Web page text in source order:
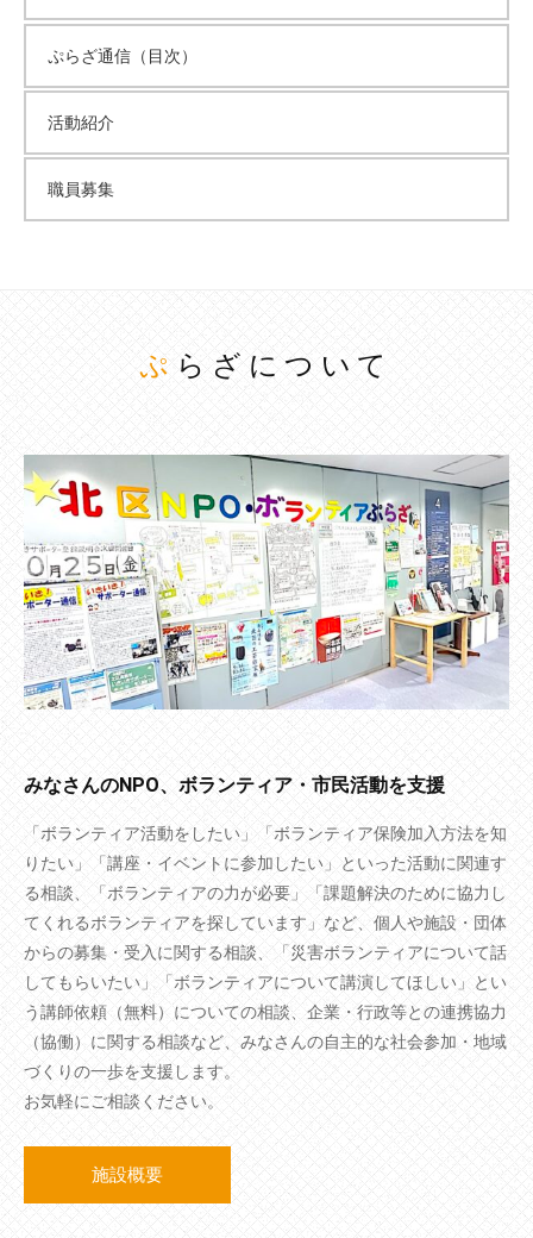
ぷらざ通信（目次）
活動紹介
職員募集
ぷらざについて
みなさんのNPO、ボランティア・市民活動を支援
「ボランティア活動をしたい」「ボランティア保険加入方法を知
りたい」「講座・イベントに参加したい」といった活動に関連す
る相談、「ボランティアの力が必要」「課題解決のために協力し
てくれるボランティアを探しています」など、個人や施設・団体
からの募集・受入に関する相談、「災害ボランティアについて話
してもらいたい」「ボランティアについて講演してほしい」とい
う講師依頼（無料）についての相談、企業・行政等との連携協力
（協働）に関する相談など、みなさんの自主的な社会参加・地域
づくりの一歩を支援します。
お気軽にご相談ください。
施設概要